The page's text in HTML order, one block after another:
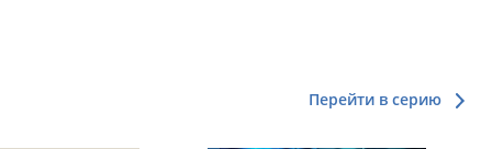
Перейти в серию